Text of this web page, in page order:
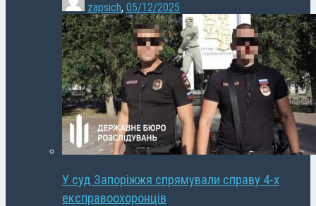
zapsich, 05/12/2025
У суд Запоріжжя спрямували справу 4-х
експравоохоронців